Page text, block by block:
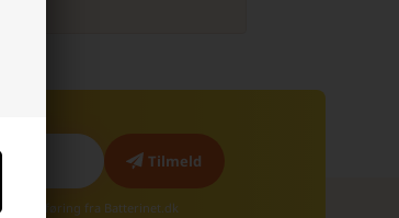
fra Batterinet.dk